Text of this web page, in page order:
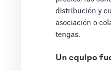
distribución y
asociación o
tengas.
Un equipo